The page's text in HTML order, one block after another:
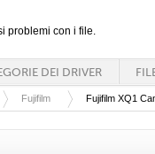
problemi con i file.
DEI DRIVER
Fujifilm Fujifilm XQ1